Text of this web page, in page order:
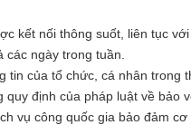
kết nối thông suốt, liên tục
ngày trong tuần.
tin của tổ chức, cá nhân
định của pháp luật về bảo
vụ công quốc gia bảo đảm